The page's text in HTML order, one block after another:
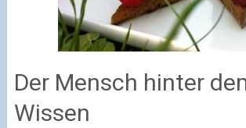
Der Mensch hinter
Wissen